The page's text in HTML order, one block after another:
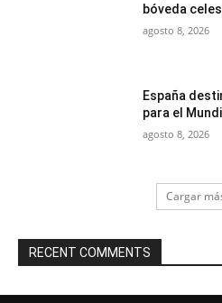
bóveda
agosto 8, 2026
España
para el
agosto 8, 2026
Cargar
RECENT COMMENTS